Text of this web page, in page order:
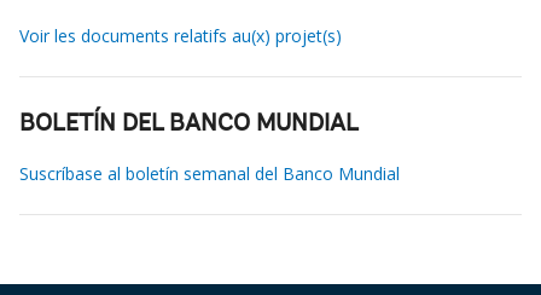
Voir les documents relatifs au(x) projet(s)
BOLETÍN DEL BANCO MUNDIAL
Suscríbase al boletín semanal del Banco Mundial